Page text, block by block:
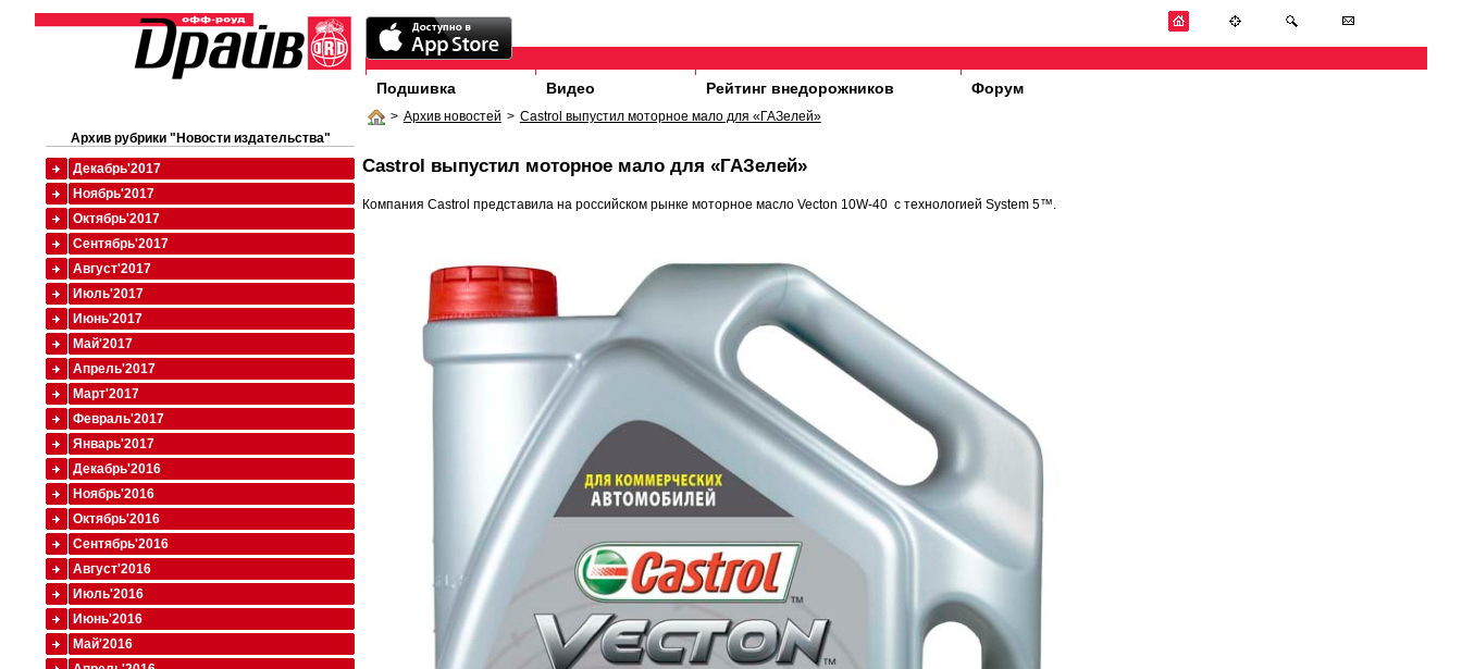
Подшивка Видео Рейтинг внедорожников Форум
> Архив новостей > Сastrol выпустил моторное мало для «ГАЗелей»
Сastrol выпустил моторное мало для «ГАЗелей»
Компания Castrol представила на российском рынке моторное масло Vecton 10W-40 с технологией System 5™.
Архив рубрики "Новости издательства"
Декабрь'2017
Ноябрь'2017
Октябрь'2017
Сентябрь'2017
Август'2017
Июль'2017
Июнь'2017
Май'2017
Апрель'2017
Март'2017
Февраль'2017
Январь'2017
Декабрь'2016
Ноябрь'2016
Октябрь'2016
Сентябрь'2016
Август'2016
Июль'2016
Июнь'2016
Май'2016